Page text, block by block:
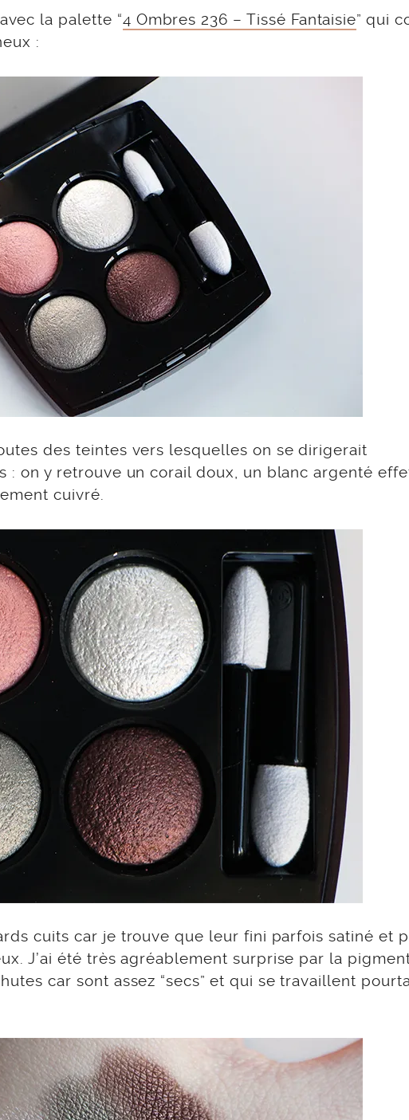
la palette “4 Ombres 236 – Tissé Fantaisie” qui
:
des teintes vers lesquelles on se dirigerait
: on y retrouve un corail doux, un blanc argenté
cuivré.
cuits car je trouve que leur fini parfois satiné et
J’ai été très agréablement surprise par la
car sont assez “secs” et qui se travaillent